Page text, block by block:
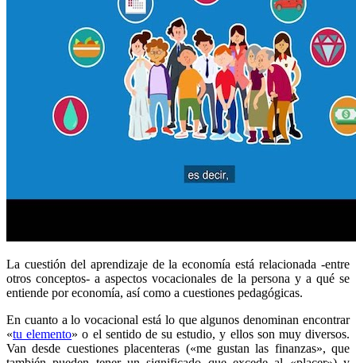
La cuestión del aprendizaje de la economía está relacionada -entre
otros conceptos- a aspectos vocacionales de la persona y a qué se
entiende por economía, así como a cuestiones pedagógicas.
En cuanto a lo vocacional está lo que algunos denominan encontrar
«tu elemento» o el sentido de su estudio, y ellos son muy diversos.
Van desde cuestiones placenteras («me gustan las finanzas», que